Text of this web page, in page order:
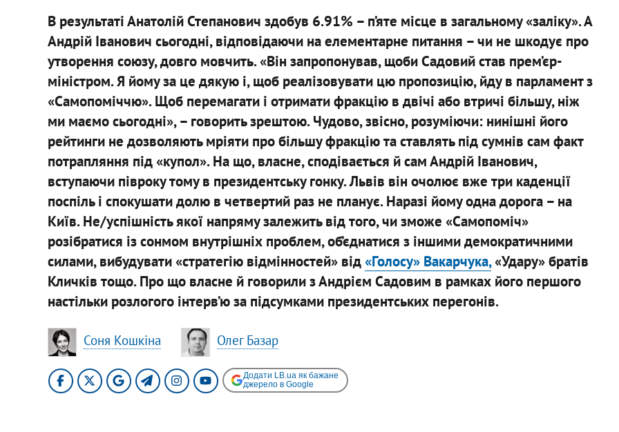
В результаті Анатолій Степанович здобув 6.91% – п’яте місце в загальному «заліку». А
Андрій Іванович сьогодні, відповідаючи на елементарне питання – чи не шкодує про
утворення союзу, довго мовчить. «Він запропонував, щоби Садовий став прем’єр-
міністром. Я йому за це дякую і, щоб реалізовувати цю пропозицію, йду в парламент з
«Самопоміччю». Щоб перемагати і отримати фракцію в двічі або втричі більшу, ніж
ми маємо сьогодні», – говорить зрештою. Чудово, звісно, розуміючи: нинішні його
рейтинги не дозволяють мріяти про більшу фракцію та ставлять під сумнів сам факт
потрапляння під «купол». На що, власне, сподівається й сам Андрій Іванович,
вступаючи півроку тому в президентську гонку. Львів він очолює вже три каденції
поспіль і спокушати долю в четвертий раз не планує. Наразі йому одна дорога – на
Київ. Не/успішність якої напряму залежить від того, чи зможе «Самопоміч»
розібратися із сонмом внутрішніх проблем, об’єднатися з іншими демократичними
силами, вибудувати «стратегію відмінностей» від«Голосу» Вакарчука,«Удару» братів
Кличків тощо. Про що власне й говорили з Андрієм Садовим в рамках його першого
настільки розлогого інтерв’ю за підсумками президентських перегонів.
Соня Кошкіна Олег Базар
Додати LB.ua як бажане
джерело в Google